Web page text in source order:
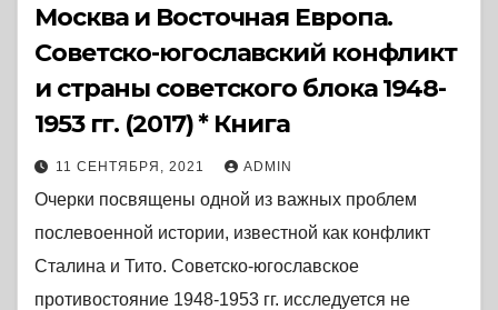
Москва и Восточная Европа.
Советско-югославский конфликт
и страны советского блока 1948-
1953 гг. (2017) * Книга
11 СЕНТЯБРЯ, 2021 ADMIN
Очерки посвящены одной из важных проблем
послевоенной истории, известной как конфликт
Сталина и Тито. Советско-югославское
противостояние 1948-1953 гг. исследуется не